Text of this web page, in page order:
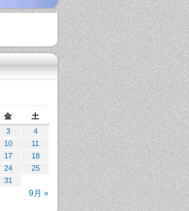
金 土
9月 »
3
4
10
11
17
18
24
25
31